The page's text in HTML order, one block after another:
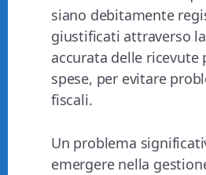
siano debitamente
giustificati attraverso
accurata delle ricevute
spese, per evitare
fiscali.
Un problema
emergere nella